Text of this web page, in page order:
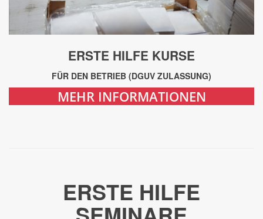
ERSTE HILFE KURSE
FÜR DEN BETRIEB (DGUV ZULASSUNG)
MEHR INFORMATIONEN
ERSTE HILFE